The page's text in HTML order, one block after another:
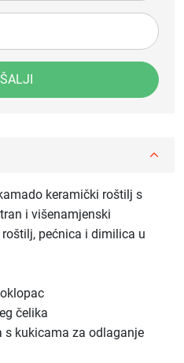
keramički roštilj s
i višenamjenski
pećnica i dimilica u
čelika
s kukicama za odlaganje